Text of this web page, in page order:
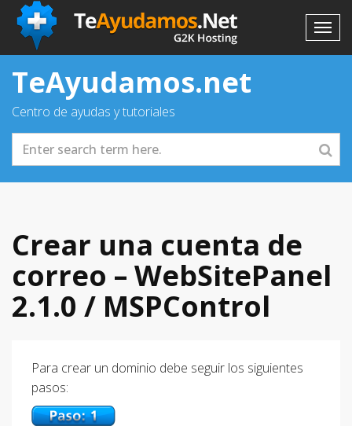
TeAyudamos.net
Centro de ayudas y tutoriales
Crear una cuenta de
correo – WebSitePanel
2.1.0 / MSPControl
Para crear un dominio debe seguir los siguientes
pasos: